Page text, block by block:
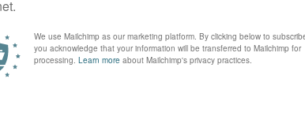
Toute l’équipe de nile a le plaisir de vous
de loi visant à lutter contre les pénuries de